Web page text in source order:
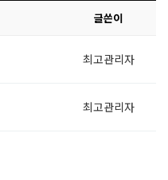
글쓴이
최고관리자
최고관리자